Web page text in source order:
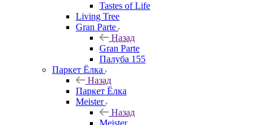
Tastes of Life
Living Tree
Gran Parte
Назад
Gran Parte
Палуба 155
Паркет Ёлка
Назад
Паркет Ёлка
Meister
Назад
Meister